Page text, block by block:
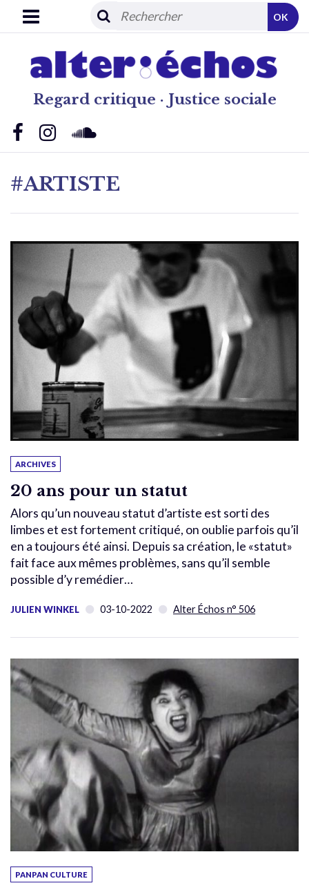
Regard critique · Justice sociale
OK
#ARTISTE
ARCHIVES
20 ans pour un statut
Alors qu’un nouveau statut d’artiste est sorti des
limbes et est fortement critiqué, on oublie parfois qu’il
en a toujours été ainsi. Depuis sa création, le «statut»
fait face aux mêmes problèmes, sans qu’il semble
possible d’y remédier…
JULIEN WINKEL 03-10-2022 Alter Échos n° 506
PANPAN CULTURE